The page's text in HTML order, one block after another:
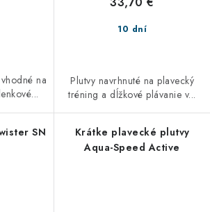
na
10 dní
Plutvy navrhnuté na plavecký
tréning a dĺžkové plávanie v...
SN
Krátke plavecké plutvy
Aqua-Speed Active